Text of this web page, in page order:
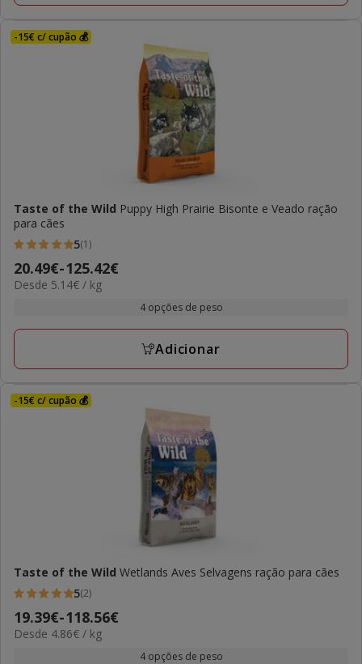
-15€ c/ cupão 💰
Taste of the Wild Puppy High Prairie Bisonte e Veado ração
para cães
5
estrelas
com
avaliações
5(1)
Preço
de
a
20.49€-125.42€
5.14€
Desde 5.14€ / kg
4 opções de peso
Adicionar
-15€ c/ cupão 💰
Taste of the Wild Wetlands Aves Selvagens ração para cães
5
estrelas
com
5(2)
Preço
de
19.39€-118.56€
4.86€
Desde 4.86€ / kg
4 opções de peso